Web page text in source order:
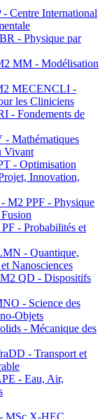
Centre International
- Physique par
MM - Modélisation
MECENCLI -
les Cliniciens
- Fondements de
Mathématiques
Vivant
- Optimisation
Innovation,
M2 PPF - Physique
- Probabilités et
- Quantique,
Nanosciences
QD - Dispositifs
- Science des
Objets
- Mécanique des
- Transport et
- Eau, Air,
MSc X-HEC